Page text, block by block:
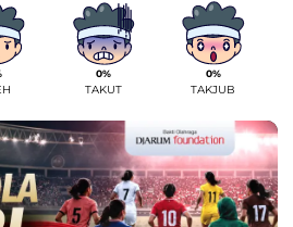
0%
TAKUT
0%
TAKJUB